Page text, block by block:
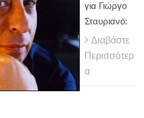
για Γιώργο
Σταυριανό:
Διαβάστε
Περισσότερ
α